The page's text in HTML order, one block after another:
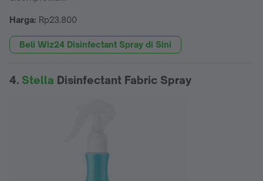
Harga: Rp23.800
Beli Wiz24 Disinfectant Spray di Sini
4. Stella Disinfectant Fabric Spray